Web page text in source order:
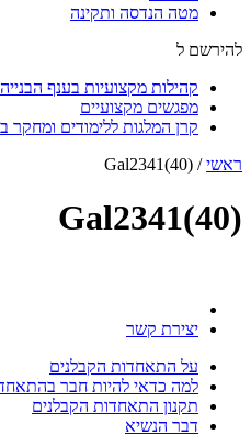
מטה הנדסה ותקינה
להירשם ל
קהילות מקצועיות בענף
מפגשים מקצועיים
קרן המלגות ללימודים ומחקר
ראשי/
Gal2341(40)
Gal2341(40)
יצירת קשר
על התאחדות הקבלנים
למה כדאי להיות חבר
תקנון התאחדות הקבלנים
דבר הנשיא